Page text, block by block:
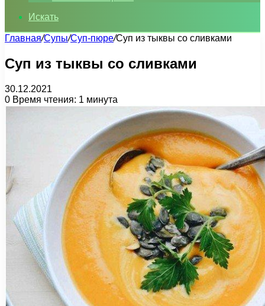
Искать
Главная/Супы/Суп-пюре/Суп из тыквы со сливками
Суп из тыквы со сливками
30.12.2021
0 Время чтения: 1 минута